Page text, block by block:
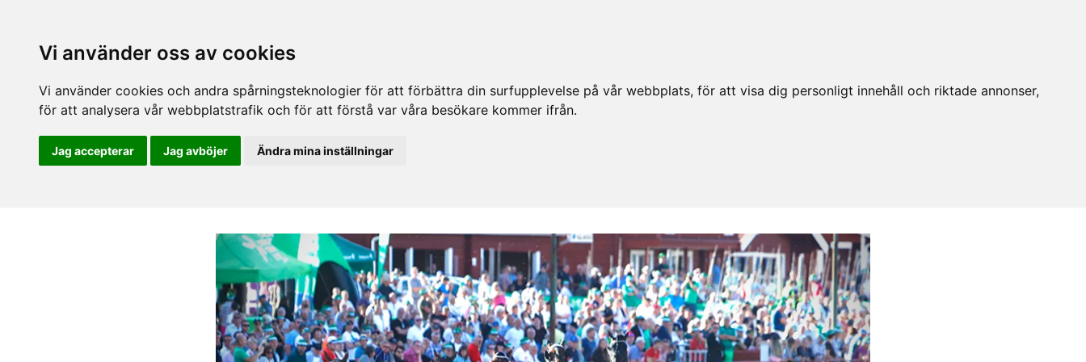
Vi använder oss av cookies
Vi använder cookies och andra spårningsteknologier för att förbättra din surfupplevelse på vår webbplats, för att visa dig personligt innehåll och riktade annonser,
för att analysera vår webbplatstrafik och för att förstå var våra besökare kommer ifrån.
Jag accepterar Jag avböjer Ändra mina inställningar